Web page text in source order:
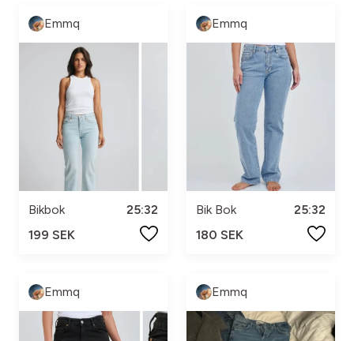
Emmq
Bikbok
25:32
199 SEK
Emmq
Bik Bok
25:32
180 SEK
Emmq Emmq